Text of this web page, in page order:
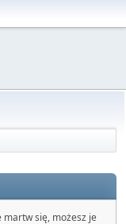
martw się, możesz je